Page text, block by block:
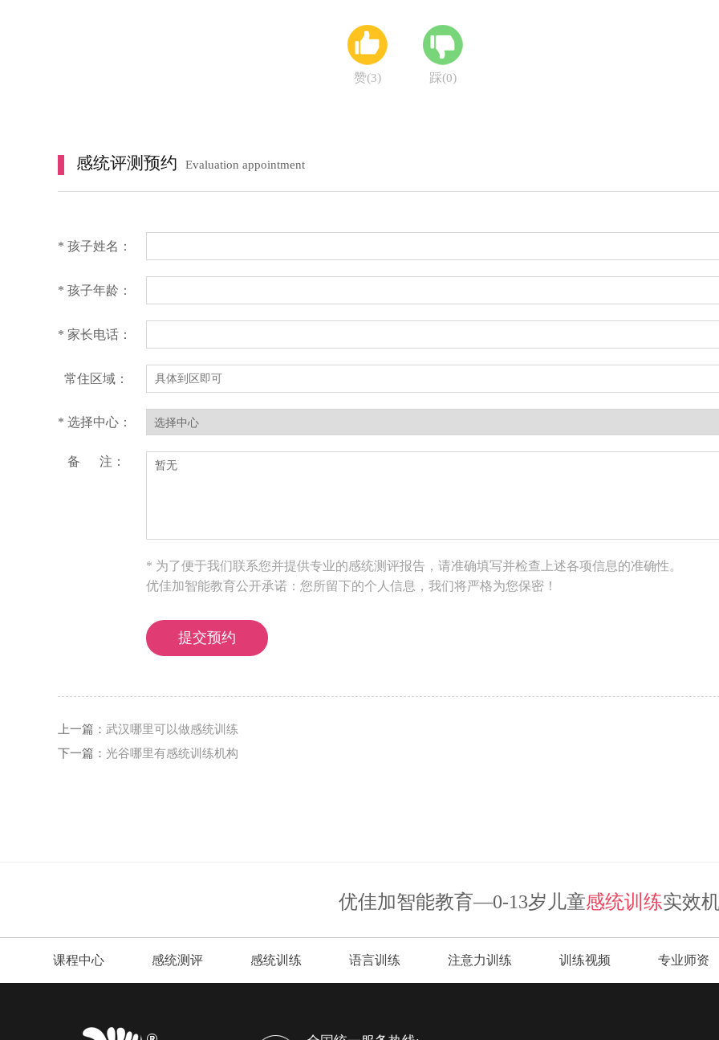
赞(3) 踩(0)
感统评测预约 Evaluation appointment
* 孩子姓名：
* 孩子年龄：
* 家长电话：
常住区域：
* 选择中心：
备 注：
* 为了便于我们联系您并提供专业的感统测评报告，请准确填写并检查上述各项信息的准确性。
优佳加智能教育公开承诺：您所留下的个人信息，我们将严格为您保密！
上一篇： 武汉哪里可以做感统训练
下一篇： 光谷哪里有感统训练机构
优佳加智能教育—0-13岁儿童感统训练实效
课程中心 感统测评 感统训练 语言训练 注意力训练 训练视频 专业师资